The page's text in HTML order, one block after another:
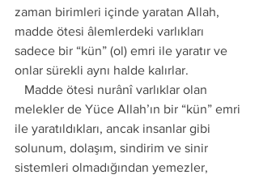
zaman birimleri içinde yaratan Allah,
madde ötesi âlemlerdeki varlıkları
sadece bir “kün” (ol) emri ile yaratır ve
onlar sürekli aynı halde kalırlar.
melekler de Yüce Allah’ın bir “kün” emri
ile yaratıldıkları, ancak insanlar gibi
solunum, dolaşım, sindirim ve sinir
sistemleri olmadığından yemezler,